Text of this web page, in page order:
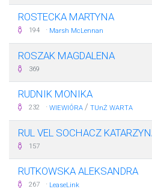
ROSTECKA MARTYNA
194 · Marsh McLennan
ROSZAK MAGDALENA
369
RUDNIK MONIKA
232 · WIEWIÓRA / TUnŻ WARTA
RUL VEL SOCHACZ
157
RUTKOWSKA ALEKSANDRA
267 · LeaseLink